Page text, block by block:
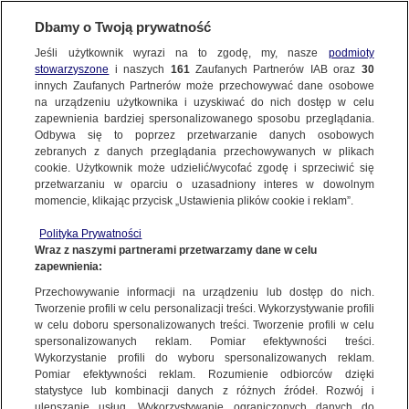
PROGRAMY
Śmierć nastolatki, a bezpieczeństwo
w sieci
19.08.2015, 23:21
Dbamy o Twoją prywatność
Jeśli użytkownik wyrazi na to zgodę, my, nasze podmioty
stowarzyszone i naszych 161Zaufanych Partnerów IAB oraz 30
innych Zaufanych Partnerów może przechowywać dane osobowe
na urządzeniu użytkownika i uzyskiwać do nich dostęp w celu
zapewnienia bardziej spersonalizowanego sposobu przeglądania.
Odbywa się to poprzez przetwarzanie danych osobowych
zebranych z danych przeglądania przechowywanych w plikach
cookie. Użytkownik może udzielić/wycofać zgodę i sprzeciwić się
przetwarzaniu w oparciu o uzasadniony interes w dowolnym
momencie, klikając przycisk „Ustawienia plików cookie i reklam”.
Polityka Prywatności
Wraz z naszymi partnerami przetwarzamy dane w celu
zapewnienia:
Przechowywanie informacji na urządzeniu lub dostęp do nich.
Tworzenie profili w celu personalizacji treści. Wykorzystywanie profili
w celu doboru spersonalizowanych treści. Tworzenie profili w celu
spersonalizowanych reklam. Pomiar efektywności treści.
Wykorzystanie profili do wyboru spersonalizowanych reklam.
Pomiar efektywności reklam. Rozumienie odbiorców dzięki
statystyce lub kombinacji danych z różnych źródeł. Rozwój i